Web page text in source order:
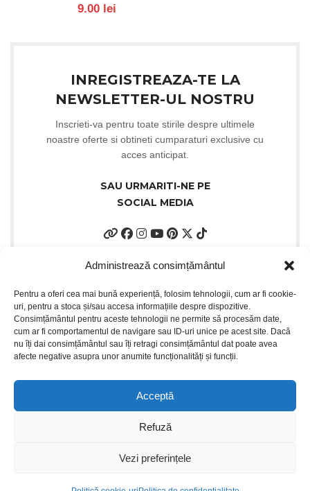
Administrează consimțământul
Pentru a oferi cea mai bună experiență, folosim tehnologii, cum ar fi cookie-
uri, pentru a stoca și/sau accesa informațiile despre dispozitive.
Consimțământul pentru aceste tehnologii ne permite să procesăm date,
cum ar fi comportamentul de navigare sau ID-uri unice pe acest site. Dacă
nu îți dai consimțământul sau îți retragi consimțământul dat poate avea
afecte negative asupra unor anumite funcționalități și funcții.
Acceptă
Refuză
Vezi preferințele
9.00 lei
INREGISTREAZA-TE LA
NEWSLETTER-UL NOSTRU
Inscrieti-va pentru toate stirile despre ultimele
noastre oferte si obtineti cumparaturi exclusive cu
acces anticipat.
SAU URMARITI-NE PE
SOCIAL MEDIA
PLATI SIGURE PRIN MOBILPAY